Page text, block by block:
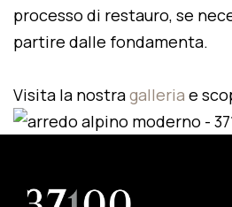
processo di restauro, se
partire dalle fondamenta.
Visita la nostragalleria e